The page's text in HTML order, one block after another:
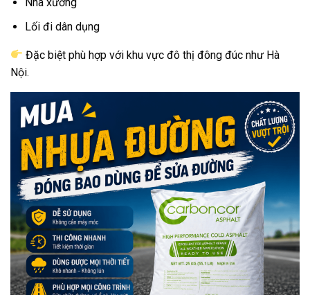
Lối đi dân dụng
Đặc biệt phù hợp với khu vực đô thị đông đúc như Hà
Nội.